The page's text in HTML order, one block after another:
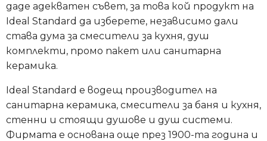
даде адекватен съвет, за това кой продукт на
Ideal Standard да изберете, независимо дали
става дума за смесители за кухня, душ
комплекти, промо пакет или санитарна
керамика.
Ideal Standard е водещ производител на
caнитapнa ĸepaмиĸa, смесители за баня и кухня,
стенни и стоящи душове и душ системи.
Фирмата е основана още през 1900-та година и